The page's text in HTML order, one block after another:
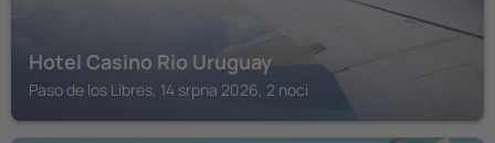
Hotel Casino Rio Uruguay
Paso de los Libres, 14 srpna 2026, 2 noci